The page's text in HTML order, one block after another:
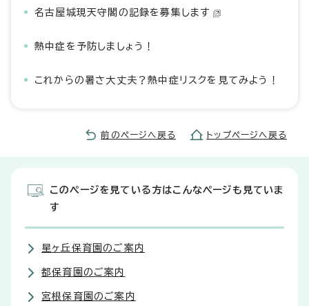
名古屋城現天守閣の記録を募集します
熱中症を予防しましょう！
これからの暑さ大丈夫？熱中症リスクを見てみよう！
前のページへ戻る トップページへ戻る
このページを見ている方はこんなページも見ていま
す
星ヶ丘保育園のご案内
都保育園のご案内
宮根保育園のご案内